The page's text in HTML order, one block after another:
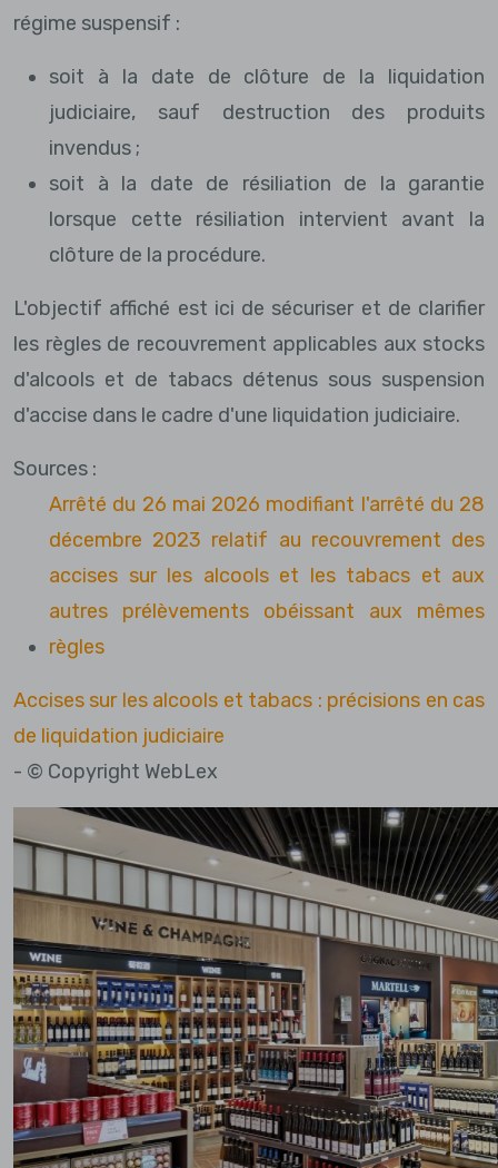
régime suspensif :
soit à la date de clôture de la liquidation
judiciaire, sauf destruction des produits
invendus ;
soit à la date de résiliation de la garantie
lorsque cette résiliation intervient avant la
clôture de la procédure.
L'objectif affiché est ici de sécuriser et de clarifier
les règles de recouvrement applicables aux stocks
d'alcools et de tabacs détenus sous suspension
d'accise dans le cadre d'une liquidation judiciaire.
Sources :
Arrêté du 26 mai 2026 modifiant l'arrêté du 28
décembre 2023 relatif au recouvrement des
accises sur les alcools et les tabacs et aux
autres prélèvements obéissant aux mêmes
règles
Accises sur les alcools et tabacs : précisions en cas
de liquidation judiciaire
- © Copyright WebLex